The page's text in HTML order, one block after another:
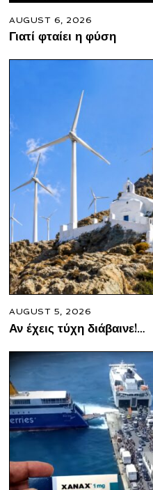
AUGUST 6, 2026
Γιατί φταίει η φύση
AUGUST 5, 2026
Αν έχεις τύχη διάβαινε!…